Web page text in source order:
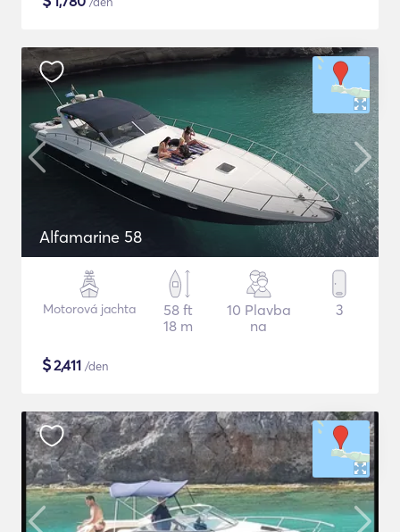
Alfamarine 58
Motorová jachta
58 ft
18 m
10 Plavba
na
3
$2,411 /den